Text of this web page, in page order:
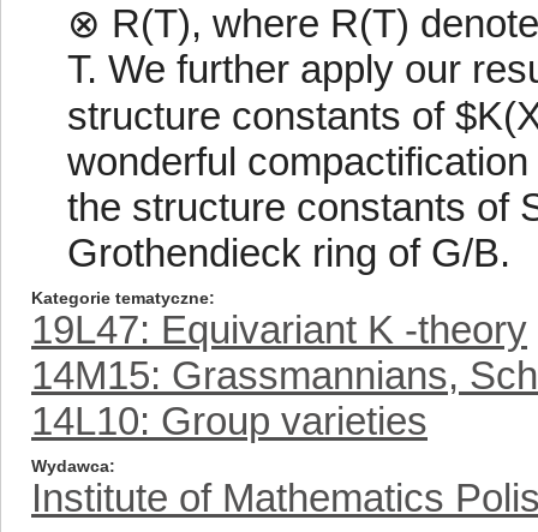
⊗ R(T), where R(T)
T. We further apply our
structure constants of
wonderful
the structure constants of
Grothendieck ring of G/B.
Kategorie tematyczne
19L47: Equivariant K -theory
14M15: Grassmannians,
14L10: Group varieties
Wydawca
Institute of Mathematics